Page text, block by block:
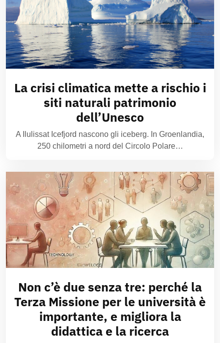
La crisi climatica mette a rischio i
siti naturali patrimonio
dell’Unesco
A Ilulissat Icefjord nascono gli iceberg. In Groenlandia,
250 chilometri a nord del Circolo Polare…
Non c’è due senza tre: perché la
Terza Missione per le università è
importante, e migliora la
didattica e la ricerca